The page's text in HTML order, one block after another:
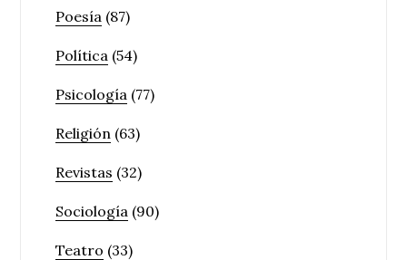
Poesía (87)
Política (54)
Psicología (77)
Religión (63)
Revistas (32)
Sociología (90)
Teatro (33)